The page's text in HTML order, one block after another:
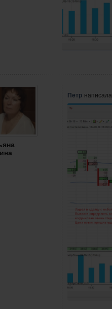
Петр написала